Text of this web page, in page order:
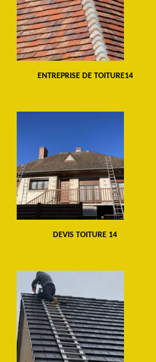
ENTREPRISE DE TOITURE14
DEVIS TOITURE 14